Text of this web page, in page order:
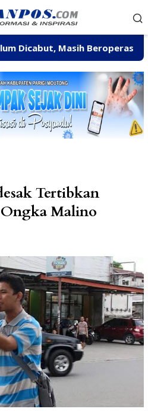
Masih Beroperasi Bakal
Tertibkan
Malino